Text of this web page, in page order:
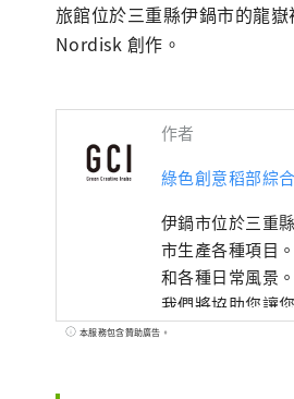
旅館位於三重縣伊鍋市的龍
Nordisk 創作。
作者
綠色創意稻部綜
伊鍋市位於三重
市生產各種項目
和各種日常風景
我們將協助您讓
本服務包含贊助廣告。